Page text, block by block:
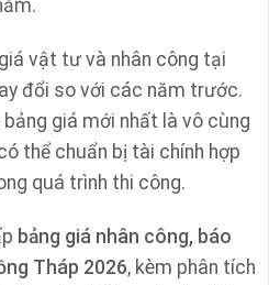
vật tư và nhân công tại
đổi so với các năm trước.
giá mới nhất là vô cùng
thể chuẩn bị tài chính hợp
quá trình thi công.
bảng giá nhân công, báo
Tháp 2026, kèm phân tích